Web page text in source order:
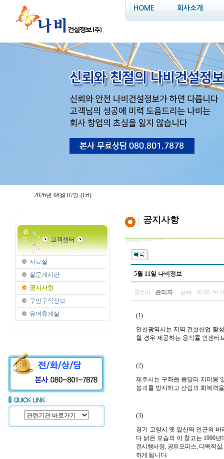
HOME 회사소개
2026년 08월 07일 (Fri)
고객센터
자료실
질문게시판
공지사항
구인구직정보
유머휴게실
공지사항
5월 11일 나비정보
글쓴이 : 관리자 날짜 : 26-05-10
(1)
인천광역시는 지역 건설산업 활
할 경우 제공하는 용적률 인센티
(2)
제주시는 구좌읍 종달리 지미봉
붕괴를 방지하고 산림의 회복력
(3)
경기 고양시 옛 일산역 인근의
다 낡은 모습의 이 창고는 1990
전시행사장, 공유오피스, 다목적
하게 됩니다.